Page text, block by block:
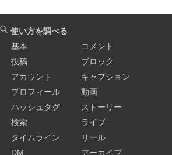
使い方を調べる
基本
投稿
アカウント
プロフィール
ハッシュタグ
検索
タイムライン
DM
コメント
ブロック
キャプション
動画
ストーリー
ライブ
リール
アーカイブ